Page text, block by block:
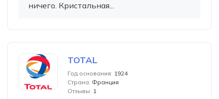
ничего. Кристальная...
TOTAL
Год основания: 1924
Страна: Франция
Отзывы: 1